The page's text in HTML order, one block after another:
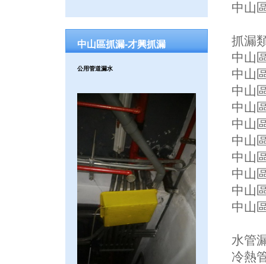
中山區抓漏-才興抓漏
公用管道漏水
中山
抓漏
中山
中山
中山
中山
中山
中山
中山
中山
中山
中山
水管
冷熱